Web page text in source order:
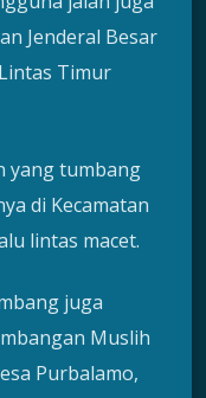
Jenderal Besar
Timur
yang tumbang
di Kecamatan
lintas macet.
juga
Muslih
Purbalamo,